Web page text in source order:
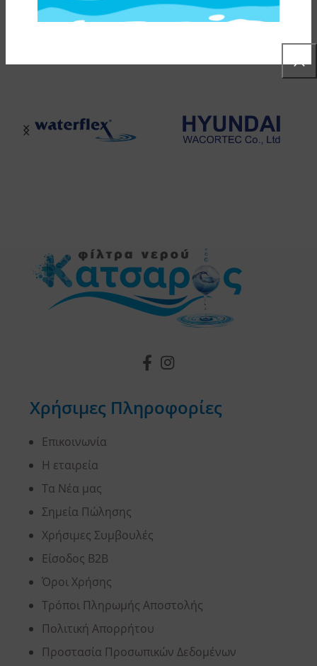
Χρήσιμες Πληροφορίες
Επικοινωνία
Η εταιρεία
Τα Νέα μας
Σημεία Πώλησης
Χρήσιμες Συμβουλές
Είσοδος B2B
Όροι Χρήσης
Τρόποι Πληρωμής Αποστολής
Πολιτική Απορρήτου
Προστασία Προσωπικών Δεδομένων